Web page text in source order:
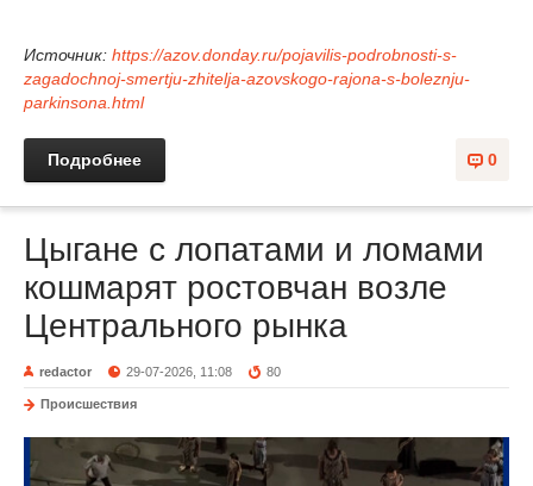
Источник: https://azov.donday.ru/pojavilis-podrobnosti-s-
zagadochnoj-smertju-zhitelja-azovskogo-rajona-s-boleznju-
parkinsona.html
0
Подробнее
Цыгане с лопатами и ломами
кошмарят ростовчан возле
Центрального рынка
redactor 29-07-2026, 11:08 80
Происшествия